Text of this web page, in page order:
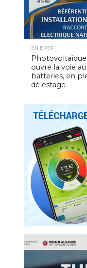
EN BREF
Photovoltaïque
ouvre la voie
batteries, en
délestage